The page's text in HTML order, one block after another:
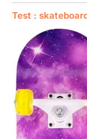
Test :